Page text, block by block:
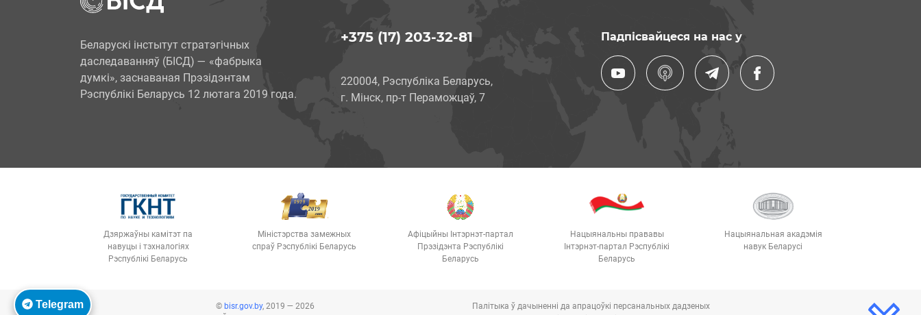
Беларускі інстытут стратэгічных
даследаванняў (БІСД) — «фабрыка
думкі», заснаваная Прэзідэнтам
Рэспублікі Беларусь 12 лютага 2019 года.
+375 (17) 203-32-81
220004, Рэспубліка Беларусь,
г. Мінск, пр-т Пераможцаў, 7
Падпісвайцеся на нас у
Дзяржаўны камітэт па
навуцы і тэхналогіях
Рэспублікі Беларусь
Міністэрства замежных
спраў Рэспублікі Беларусь
Афіцыйны Інтэрнэт-партал
Прэзідэнта Рэспублікі
Беларусь
Нацыянальны прававы
Інтэрнэт-партал Рэспублікі
Беларусь
Нацыянальная акадэмія
навук Беларусі
© bisr.gov.by, 2019 — 2026
Палітыка ў дачыненні да апрацоўкі персанальных дадзеных
Telegram